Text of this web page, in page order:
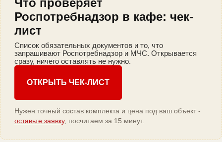
Что проверяет
Роспотребнадзор в кафе: чек-
лист
Список обязательных документов и то, что
запрашивают Роспотребнадзор и МЧС. Открывается
сразу, ничего оставлять не нужно.
ОТКРЫТЬ ЧЕК-ЛИСТ
Нужен точный состав комплекта и цена под ваш объект -
оставьте заявку, посчитаем за 15 минут.